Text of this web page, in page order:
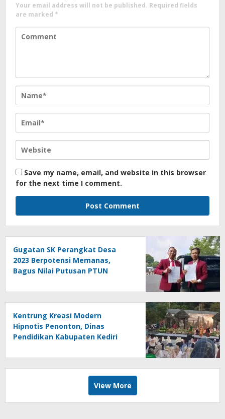
Your email address will not be published. Required fields
are marked *
Save my name, email, and website in this browser
for the next time I comment.
Gugatan SK Perangkat Desa
2023 Berpotensi Memanas,
Bagus Nilai Putusan PTUN
Kentrung Kreasi Modern
Hipnotis Penonton, Dinas
Pendidikan Kabupaten Kediri
View More